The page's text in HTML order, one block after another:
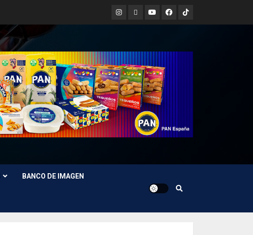
Instagram
X YoutubeFacebook
TikTok
BANCO DE IMAGEN